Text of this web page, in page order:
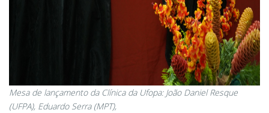
Mesa de lançamento da Clínica da Ufopa: João Daniel Resque
(UFPA), Eduardo Serra (MPT),